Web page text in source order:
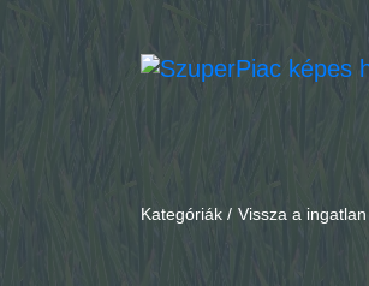
Kategóriák / Vissza a